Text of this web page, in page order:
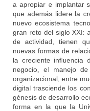
a apropiar e implantar
que además lidere la
nuevo ecosistema
gran reto del siglo XXI:
de actividad, tienen
nuevas formas de
la creciente influencia
negocio, el manejo
organizacional, entre
digital trasciende los
génesis de desarrollo
forma en la que la